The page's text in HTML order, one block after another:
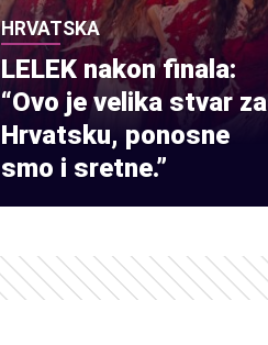
HRVATSKA
LELEK nakon finala:
“Ovo je velika stvar za
Hrvatsku, ponosne
smo i sretne.”